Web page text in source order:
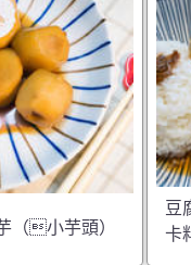
（小芋頭）
豆
卡